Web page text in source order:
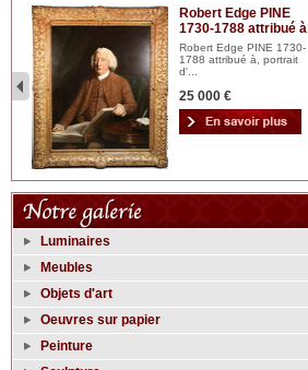
Robert Edge PINE
1730-1788 attribué à
Robert Edge PINE 1730-
1788 attribué à, portrait
d'...
25 000 €
Luminaires
Meubles
Objets d'art
Oeuvres sur papier
Peinture